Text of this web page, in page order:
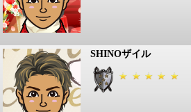
SHINOザイル